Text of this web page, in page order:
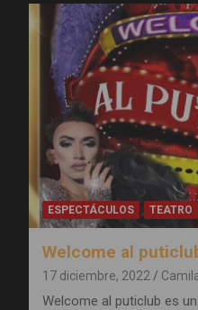
ESPECTÁCULOS TEATRO
Welcome al
17 diciembre, 2022
Welcome al puticlub es